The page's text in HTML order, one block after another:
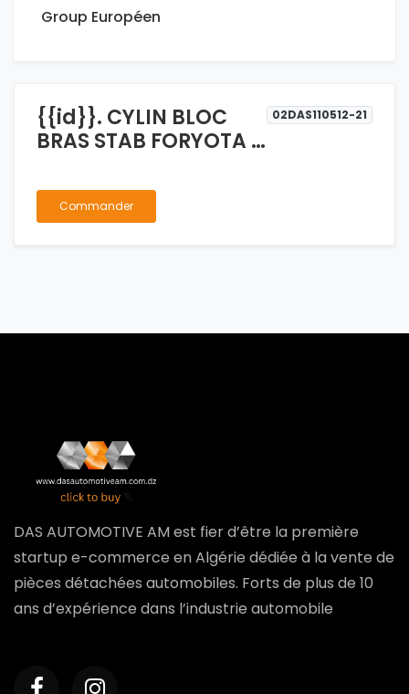
Group Européen
{{id}}. CYLIN BLOC
BRAS STAB FORYOTA /
02DAS110512-21
Commander
DAS AUTOMOTIVE AM est fier d’être la première
startup e-commerce en Algérie dédiée à la vente de
pièces détachées automobiles. Forts de plus de 10
ans d’expérience dans l’industrie automobile